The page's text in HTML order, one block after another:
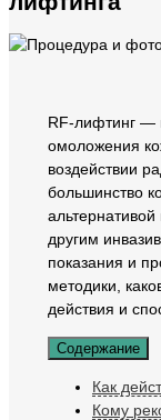
RF-лифтинг —
омоложения
воздействии
большинство
другим
показания и
методики,
действия и
Содержание
Как
Кому